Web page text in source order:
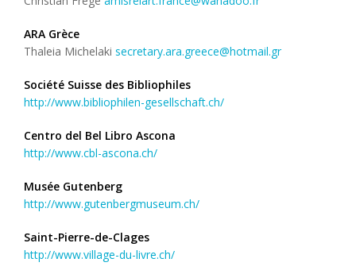
ARA Grèce
Thaleia Michelaki secretary.ara.greece@hotmail.gr
Société Suisse des Bibliophiles
http://www.bibliophilen-gesellschaft.ch/
Centro del Bel Libro Ascona
http://www.cbl-ascona.ch/
Musée Gutenberg
http://www.gutenbergmuseum.ch/
Saint-Pierre-de-Clages
http://www.village-du-livre.ch/